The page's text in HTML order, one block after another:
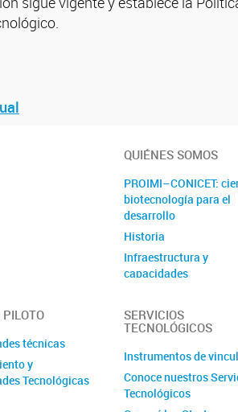
QUIÉNES SOMOS
PROIMI–CONICET:
biotecnología para el
desarrollo
Historia
Infraestructura y
capacidades
Organigrama
técnicas
y
Tecnológicas
SERVICIOS
TECNOLÓGICOS
Instrumentos de
Conoce nuestros
Tecnológicos